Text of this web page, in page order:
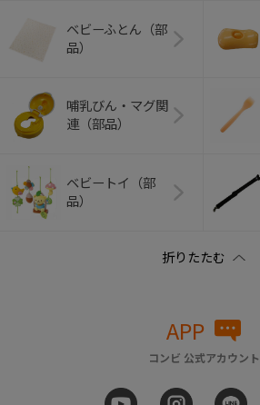
ベビーふとん（部
品）
哺乳びん・マグ関
連（部品）
ベビートイ（部
品）
APP
コンビ 公式アカウント